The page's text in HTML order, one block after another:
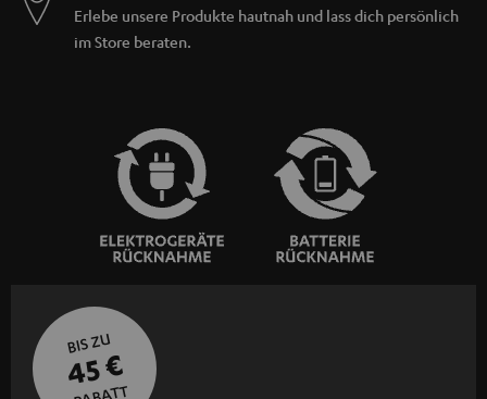
Erlebe unsere Produkte hautnah und lass dich persönlich
im Store beraten.
BIS ZU
45 €